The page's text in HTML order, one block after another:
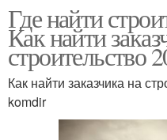
Где найти
Как найти
строительство
Как найти заказчика на
komdir